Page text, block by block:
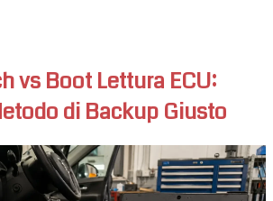
vs Boot Lettura ECU:
di Backup Giusto